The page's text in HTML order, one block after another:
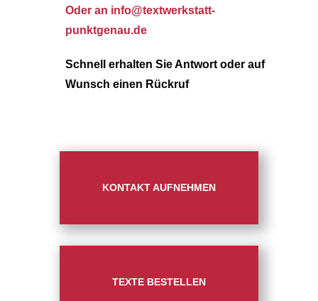
Oder an info@textwerkstatt-
punktgenau.de
Schnell erhalten Sie Antwort oder auf
Wunsch einen Rückruf
KONTAKT AUFNEHMEN
TEXTE BESTELLEN